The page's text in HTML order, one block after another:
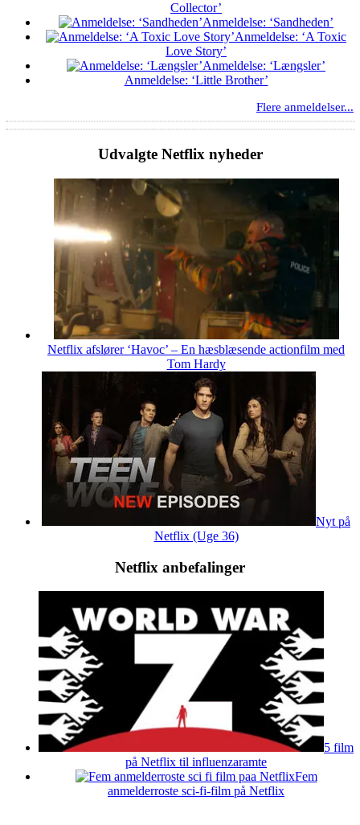
Collector’
Anmeldelse: ‘Sandheden’
Anmeldelse: ‘A Toxic
Love Story’
Anmeldelse: ‘Længsler’
Anmeldelse: ‘Little Brother’
Flere anmeldelser...
Udvalgte Netflix nyheder
Netflix afslører ‘Havoc’ – En hæsblæsende actionfilm med
Tom Hardy
Nyt på
Netflix (Uge 36)
Netflix anbefalinger
5 film
på Netflix til influenzaramte
Fem
anmelderroste sci-fi-film på Netflix